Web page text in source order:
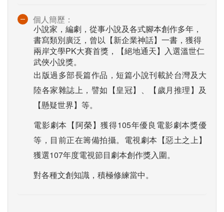
個人簡歷：
小說家，編劇，從事小說及各式腳本創作多年，
書寫類別廣泛，曾以【新企業神話】一書，獲得
兩岸文學PK大賽首獎，【絕地通天】入選溫世仁
武俠小說獎。
出版過多部長篇作品，短篇小說刊載於台灣及大
陸各家雜誌上，譬如【皇冠】、【歲月推理】及
【懸疑世界】等。
電影劇本【阿榮】獲得105年優良電影劇本獎優
等，目前正在籌備拍攝。電視劇本【惡土之上】
獲選107年度電視節目劇本創作獎入圍。
對各種文創知識，積極修練當中。